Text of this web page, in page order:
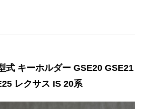
式 キーホルダー GSE20 GSE21
レクサス IS 20系